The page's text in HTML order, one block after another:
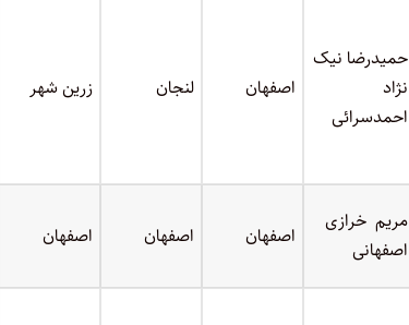
حمیدرضا نیک
نژاد
احمدسرائی
اصفهان لنجان زرین شهر
مریم خرازی
اصفهانی
اصفهان اصفهان اصفهان